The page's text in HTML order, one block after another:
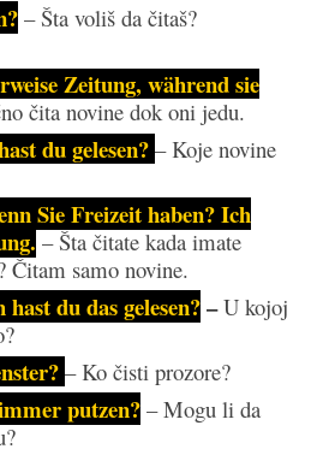
– Šta voliš da čitaš?
Zeitung, während sie
čita novine dok oni jedu.
du gelesen? – Koje novine
Sie Freizeit haben? Ich
– Šta čitate kada imate
Čitam samo novine.
du das gelesen?– U kojoj
– Ko čisti prozore?
putzen? – Mogu li da